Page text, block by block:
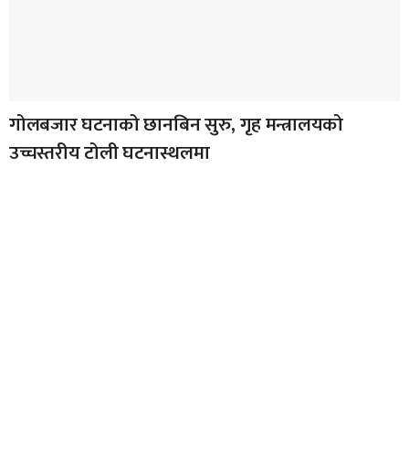
गोलबजार घटनाको छानबिन सुरु, गृह मन्त्रालयको
उच्चस्तरीय टोली घटनास्थलमा